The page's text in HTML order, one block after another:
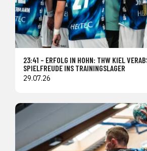
23:41 – ERFOLG IN HOHN: THW KIEL
SPIELFREUDE INS TRAININGSLAGER
29.07.26